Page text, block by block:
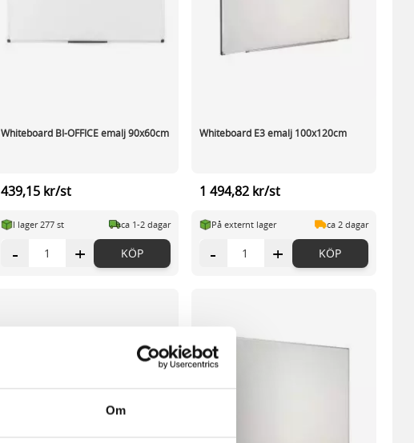
Om
Whiteboard BI-OFFICE emalj 90x60cm
439,15 kr/st
I lager 277 st ca 1-2 dagar
- + KÖP
Whiteboard E3 emalj 100x120cm
1 494,82 kr/st
På externt lager ca 2 dagar
- + KÖP